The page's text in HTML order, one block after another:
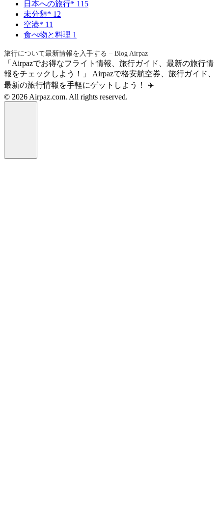
日本への旅行* 115
未分類* 12
空港* 11
食べ物と料理 1
旅行について最新情報を入手する – Blog Airpaz
「Airpazでお得なフライト情報、旅行ガイド、最新の旅行情
報をチェックしよう！」 Airpazで格安航空券、旅行ガイド、
最新の旅行情報を手軽にゲットしよう！ ✈️
© 2026 Airpaz.com. All rights reserved.